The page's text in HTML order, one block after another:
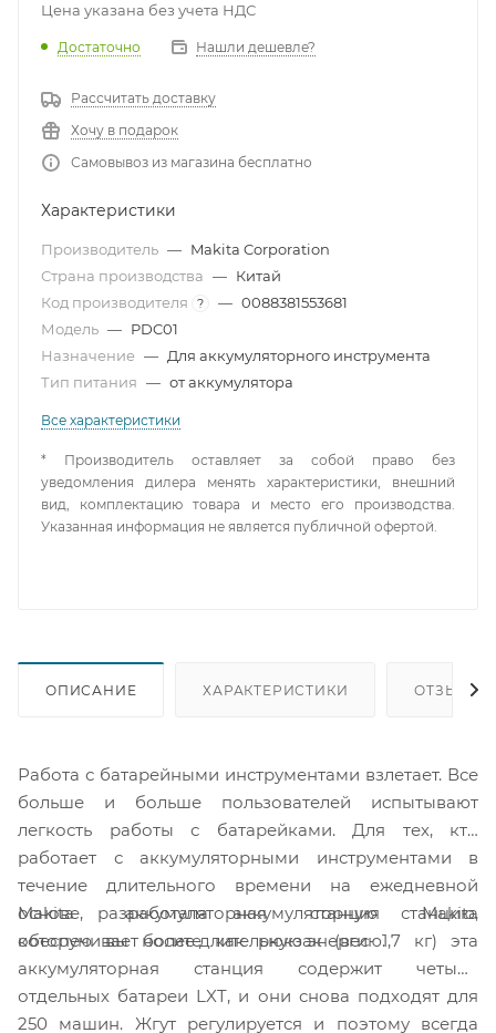
Цена указана без учета НДС
Достаточно Нашли дешевле?
Рассчитать доставку
Хочу в подарок
Самовывоз из магазина бесплатно
Характеристики
Производитель — Makita Corporation
Страна производства — Китай
Код производителя
? — 0088381553681
Модель — PDC01
Назначение — Для аккумуляторного инструмента
Тип питания — от аккумулятора
Все характеристики
* Производитель оставляет за собой право без
уведомления дилера менять характеристики, внешний
вид, комплектацию товара и место его производства.
Указанная информация не является публичной офертой.
ОПИСАНИЕ ХАРАКТЕРИСТИКИ ОТЗЫВЫ
Работа с батарейными инструментами взлетает. Все
больше и больше пользователей испытывают
легкость работы с батарейками. Для тех, кто
работает с аккумуляторными инструментами в
течение длительного времени на ежедневной
основе, аккумуляторная станция Makita
обеспечивает более длительную энергию.
Makita разработала аккумуляторную станцию,
которую вы носите как рюкзак (вес 1,7 кг) эта
аккумуляторная станция содержит четыре
отдельных батареи LXT, и они снова подходят для
250 машин. Жгут регулируется и поэтому всегда